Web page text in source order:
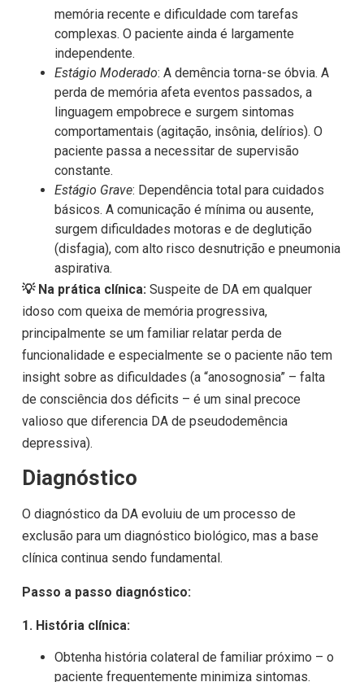
memória recente e dificuldade com tarefas
complexas. O paciente ainda é largamente
independente.
Estágio Moderado: A demência torna-se óbvia. A
perda de memória afeta eventos passados, a
linguagem empobrece e surgem sintomas
comportamentais (agitação, insônia, delírios). O
paciente passa a necessitar de supervisão
constante.
Estágio Grave: Dependência total para cuidados
básicos. A comunicação é mínima ou ausente,
surgem dificuldades motoras e de deglutição
(disfagia), com alto risco desnutrição e pneumonia
aspirativa.
💡 Na prática clínica: Suspeite de DA em qualquer
idoso com queixa de memória progressiva,
principalmente se um familiar relatar perda de
funcionalidade e especialmente se o paciente não tem
insight sobre as dificuldades (a “anosognosia” – falta
de consciência dos déficits – é um sinal precoce
valioso que diferencia DA de pseudodemência
depressiva).
Diagnóstico
O diagnóstico da DA evoluiu de um processo de
exclusão para um diagnóstico biológico, mas a base
clínica continua sendo fundamental.
Passo a passo diagnóstico:
1. História clínica:
Obtenha história colateral de familiar próximo – o
paciente frequentemente minimiza sintomas.